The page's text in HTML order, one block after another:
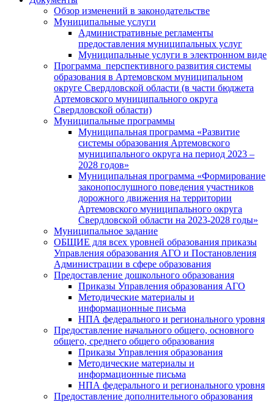
Обзор изменений в законодательстве
Муниципальные услуги
Административные регламенты
предоставления муниципальных услуг
Муниципальные услуги в электронном виде
Программа перспективного развития системы
образования в Артемовском муниципальном
округе Свердловской области (в части бюджета
Артемовского муниципального округа
Свердловской области)
Муниципальные программы
Муниципальная программа «Развитие
системы образования Артемовского
муниципального округа на период 2023 –
2028 годов»
Муниципальная программа «Формирование
законопослушного поведения участников
дорожного движения на территории
Артемовского муниципального округа
Свердловской области на 2023-2028 годы»
Муниципальное задание
ОБЩИЕ для всех уровней образования приказы
Управления образования АГО и Постановления
Администрации в сфере образования
Предоставление дошкольного образования
Приказы Управления образования АГО
Методические материалы и
информационные письма
НПА федерального и регионального уровня
Предоставление начального общего, основного
общего, среднего общего образования
Приказы Управления образования
Методические материалы и
информационные письма
НПА федерального и регионального уровня
Предоставление дополнительного образования